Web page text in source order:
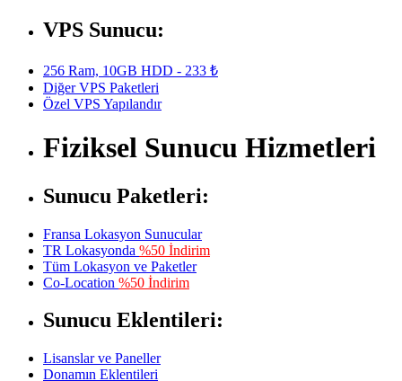
VPS Sunucu:
256 Ram, 10GB HDD - 233 ₺
Diğer VPS Paketleri
Özel VPS Yapılandır
Fiziksel Sunucu Hizmetleri
Sunucu Paketleri:
Fransa Lokasyon Sunucular
TR Lokasyonda %50 İndirim
Tüm Lokasyon ve Paketler
Co-Location %50 İndirim
Sunucu Eklentileri:
Lisanslar ve Paneller
Donamın Eklentileri